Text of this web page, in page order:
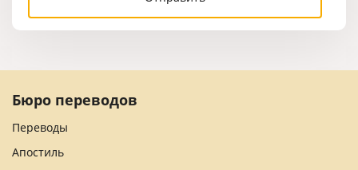
Бюро переводов
Переводы
Апостиль